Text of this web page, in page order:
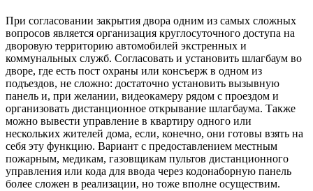
При согласовании закрытия двора одним из самых сложных
вопросов является организация круглосуточного доступа на
дворовую территорию автомобилей экстренных и
коммунальных служб. Согласовать и установить шлагбаум во
дворе, где есть пост охраны или консъерж в одном из
подъездов, не сложно: достаточно установить вызывную
панель и, при желании, видеокамеру рядом с проездом и
организовать дистанционное открывание шлагбаума. Также
можно вывести управление в квартиру одного или
нескольких жителей дома, если, конечно, они готовы взять на
себя эту функцию. Вариант с предоставлением местным
пожарным, медикам, газовщикам пультов дистанционного
управления или кода для ввода через кодонаборную панель
более сложен в реализации, но тоже вполне осуществим.